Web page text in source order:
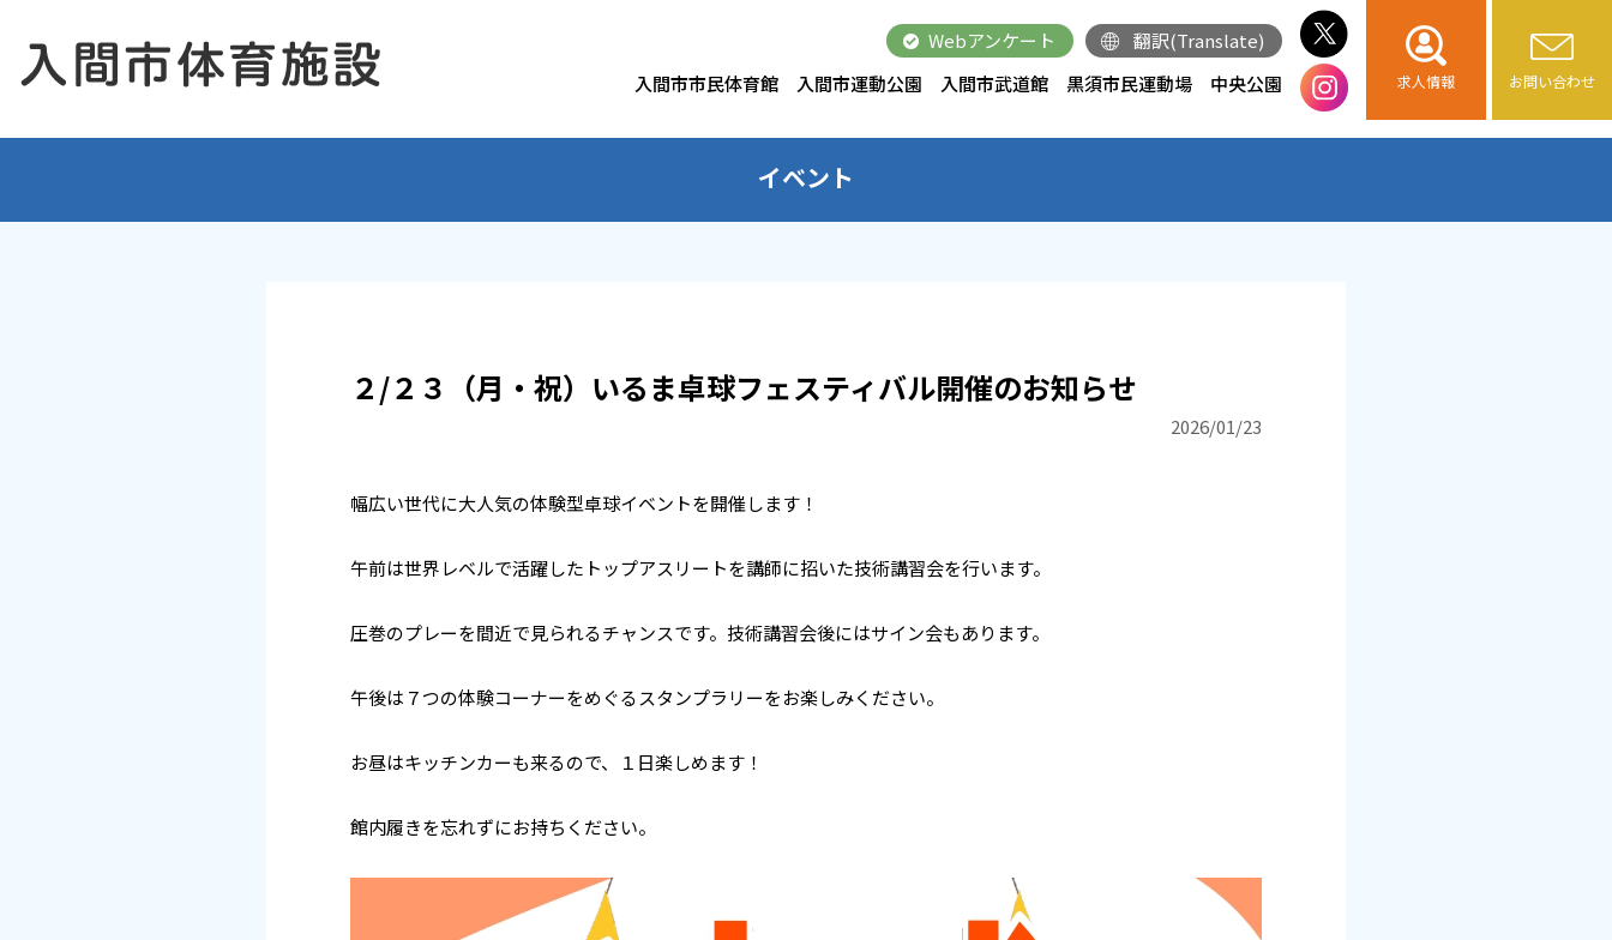
Webアンケート
翻訳(Translate)
入間市市民体育館
入間市運動公園 入間市武道館 黒須市民運動場 中央公園 求人情報 お問い合わせ
イベント
２/２３（月・祝）いるま卓球フェスティバル開催のお知らせ
2026/01/23
幅広い世代に大人気の体験型卓球イベントを開催します！
午前は世界レベルで活躍したトップアスリートを講師に招いた技術講習会を行います。
圧巻のプレーを間近で見られるチャンスです。技術講習会後にはサイン会もあります。
午後は７つの体験コーナーをめぐるスタンプラリーをお楽しみください。
お昼はキッチンカーも来るので、１日楽しめます！
館内履きを忘れずにお持ちください。